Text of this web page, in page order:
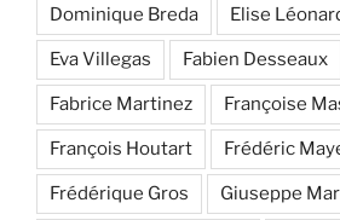
Dominique Breda Elise
Eva Villegas Fabien Desseaux
Fabrice Martinez Françoise
François Houtart Frédéric
Frédérique Gros Giuseppe